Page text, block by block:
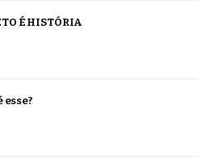
É HISTÓRIA
esse?